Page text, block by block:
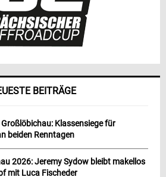
BEITRÄGE
Klassensiege für
beiden Renntagen
2026: Jeremy Sydow bleibt makellos
mit Luca Fischeder